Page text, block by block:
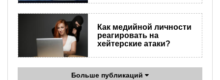
Как медийной личности
реагировать на
хейтерские атаки?
Больше публикаций